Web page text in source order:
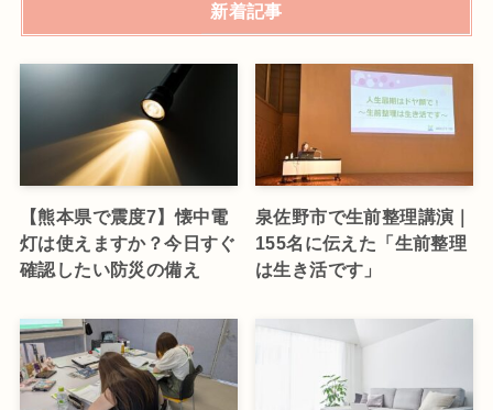
新着記事
【熊本県で震度7】懐中電
灯は使えますか？今日すぐ
確認したい防災の備え
泉佐野市で生前整理講演｜
155名に伝えた「生前整理
は生き活です」